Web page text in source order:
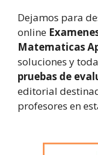
Dejamos para
online
Matematicas
soluciones y
pruebas de
editorial
profesores en